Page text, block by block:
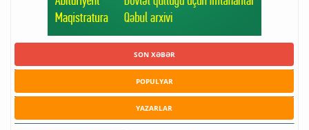
SON XƏBƏR
POPULYAR
YAZARLAR